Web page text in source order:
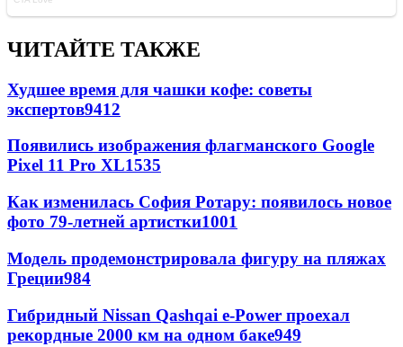
ЧИТАЙТЕ ТАКЖЕ
Худшее время для чашки кофе: советы
экспертов9412
Появились изображения флагманского Google
Pixel 11 Pro XL1535
Как изменилась София Ротару: появилось новое
фото 79-летней артистки1001
Модель продемонстрировала фигуру на пляжах
Греции984
Гибридный Nissan Qashqai e-Power проехал
рекордные 2000 км на одном баке949